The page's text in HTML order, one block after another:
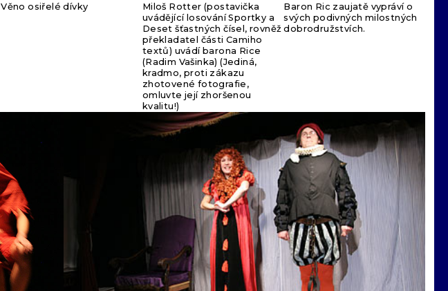
Věno osiřelé dívky
Miloš Rotter (postavička
uvádějící losování Sportky a
Deset šťastných čísel, rovněž
překladatel části Camiho
textů) uvádí barona Rice
(Radim Vašinka) (Jediná,
kradmo, proti zákazu
zhotovené fotografie,
omluvte její zhoršenou
kvalitu!)
Baron Ric zaujatě vypráví o
svých podivných milostných
dobrodružstvích.